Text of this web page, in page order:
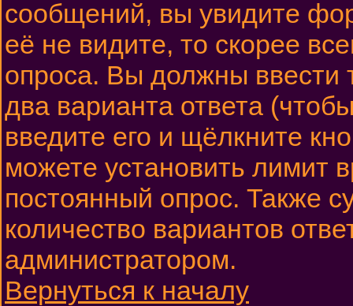
сообщений, вы увидите
её не видите, то скорее
опроса. Вы должны ввести
два варианта ответа
введите его и щёлкните
можете установить лимит
постоянный опрос. Также
количество вариантов
администратором.
Вернуться к началу